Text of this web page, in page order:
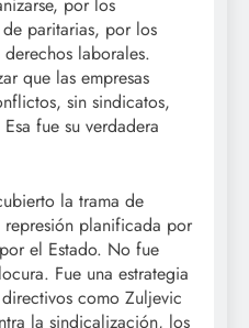
paritarias, por los
laborales.
que las empresas
sin sindicatos,
fue su verdadera
la trama de
planificada por
el Estado. No fue
Fue una estrategia
como Zuljevic
la sindicalización, los